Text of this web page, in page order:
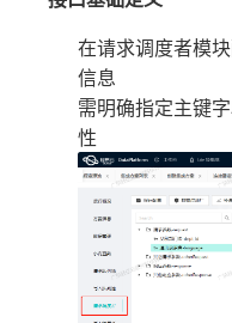
在请求调度者模
信息
需明确指定主键
性